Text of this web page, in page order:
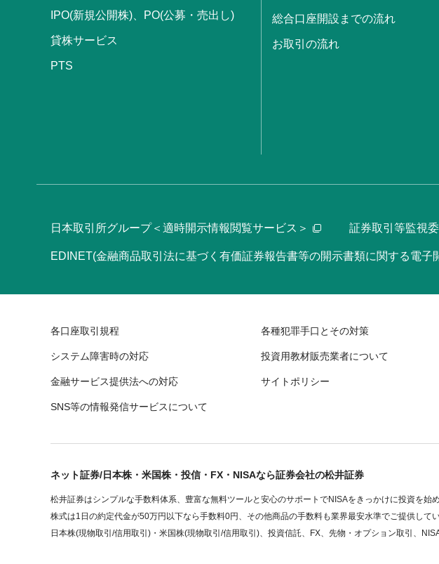
IPO(新規公開株)、PO(公募・売出し)
貸株サービス
PTS
総合口座開設までの流れ
お取引の流れ
日本取引所グループ＜適時開示情報閲覧サービス＞ 証券取引等監視
EDINET(金融商品取引法に基づく有価証券報告書等の開示書類に関する電子
各口座取引規程 各種犯罪手口とその対策
システム障害時の対応 投資用教材販売業者について
金融サービス提供法への対応 サイトポリシー
SNS等の情報発信サービスについて
ネット証券/日本株・米国株・投信・FX・NISAなら証券会社の松井証券
松井証券はシンプルな手数料体系、豊富な無料ツールと安心のサポートでNISAをきっかけに投資を始
株式は1日の約定代金が50万円以下なら手数料0円、その他商品の手数料も業界最安水準でご提供して
日本株(現物取引/信用取引)・米国株(現物取引/信用取引)、投資信託、FX、先物・オプション取引、